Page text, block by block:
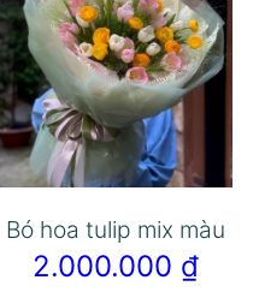
Bó hoa tulip mix màu
2.000.000 ₫